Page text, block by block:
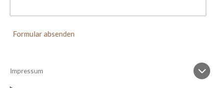
Formular absenden
Impressum